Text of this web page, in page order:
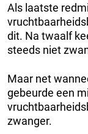
Als laatste
dit. Na twaalf
steeds niet
Maar net
gebeurde een
zwanger.